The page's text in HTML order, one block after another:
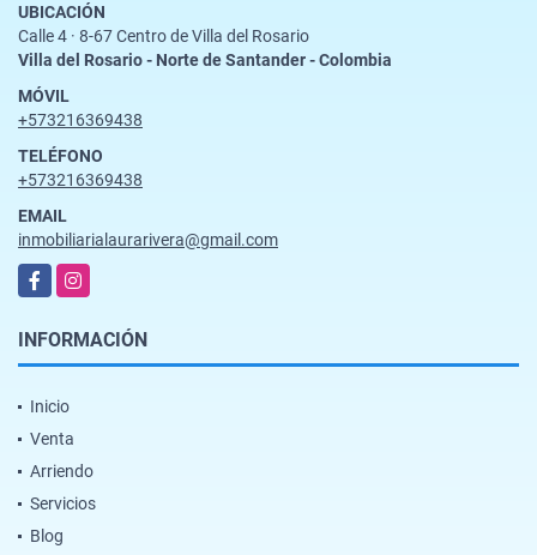
UBICACIÓN
Calle 4 · 8-67 Centro de Villa del Rosario
Villa del Rosario - Norte de Santander - Colombia
MÓVIL
+573216369438
TELÉFONO
+573216369438
EMAIL
inmobiliarialaurarivera@gmail.com
FacebookInstagram
INFORMACIÓN
Inicio
Venta
Arriendo
Servicios
Blog